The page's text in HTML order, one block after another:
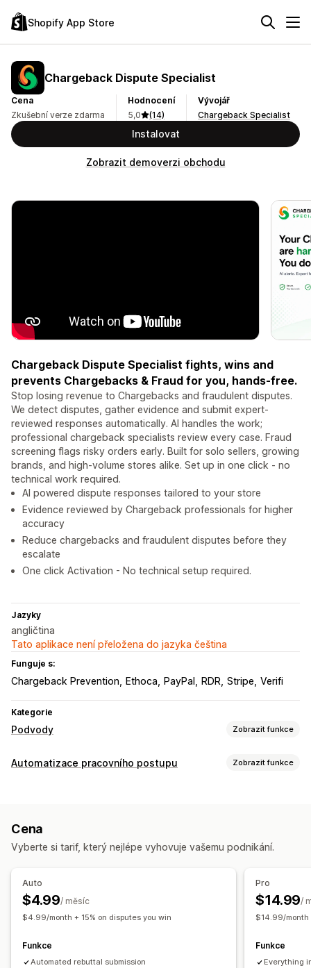
Shopify App Store
Chargeback Dispute Specialist
Cena
Zkušební verze zdarma
Hodnocení
5,0
(14)
Vývojář
Chargeback Specialist
Instalovat
Zobrazit demoverzi obchodu
Chargeback Dispute Specialist fights, wins and
prevents Chargebacks & Fraud for you, hands-free.
Stop losing revenue to Chargebacks and fraudulent disputes.
We detect disputes, gather evidence and submit expert-
reviewed responses automatically. AI handles the work;
professional chargeback specialists review every case. Fraud
screening flags risky orders early. Built for solo sellers, growing
brands, and high-volume stores alike. Set up in one click - no
technical work required.
AI powered dispute responses tailored to your store
Evidence reviewed by Chargeback professionals for higher
accuracy
Reduce chargebacks and fraudulent disputes before they
escalate
One click Activation - No technical setup required.
Jazyky
angličtina
Tato aplikace není přeložena do jazyka čeština
Funguje s:
Chargeback Prevention Ethoca PayPal RDR Stripe Verifi
Kategorie
Podvody Zobrazit funkce
Typy podvodů
Detekce založená na AI
Automatizované postupy
Upozornění na vysoká rizika
Upozornění na chargebacky
Podezřelá aktivita
Analytika chargebacků Výkazy rizik
Automatizace pracovního postupu Zobrazit funkce
Vlastní postupy
Cena
Vyberte si tarif, který nejlépe vyhovuje vašemu podnikání.
Auto
$4.99/ měsíc
$4.99/month + 15% on disputes you win
Funkce
Automated rebuttal submission
Pro
$14.99/
$14.99/month
Funkce
Everything